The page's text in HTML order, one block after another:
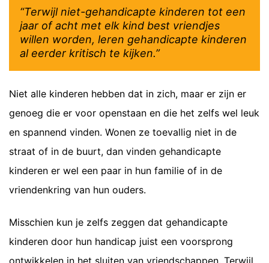
“Terwijl niet-gehandicapte kinderen tot een
jaar of acht met elk kind best vriendjes
willen worden, leren gehandicapte kinderen
al eerder kritisch te kijken.”
Niet alle kinderen hebben dat in zich, maar er zijn er
genoeg die er voor openstaan en die het zelfs wel leuk
en spannend vinden. Wonen ze toevallig niet in de
straat of in de buurt, dan vinden gehandicapte
kinderen er wel een paar in hun familie of in de
vriendenkring van hun ouders.
Misschien kun je zelfs zeggen dat gehandicapte
kinderen door hun handicap juist een voorsprong
ontwikkelen in het sluiten van vriendschappen. Terwijl